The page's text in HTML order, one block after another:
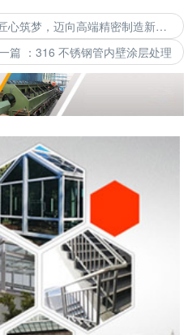
筑梦，迈向高端精密制造新未来
篇 ： 316 不锈钢管内壁涂层处理